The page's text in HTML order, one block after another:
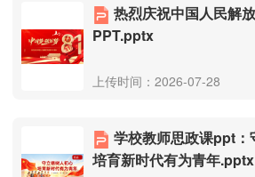
PPT.pptx
上传时间：2026-07-28
培育新时代有为青年.pptx